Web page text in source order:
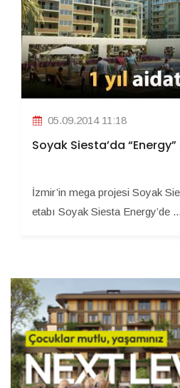
05.09.2014 11:18
Soyak Siesta’da
İzmir’in mega projesi Soyak
etabı Soyak Siesta Energy’de ...